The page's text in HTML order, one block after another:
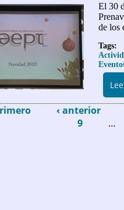
El 30
de los
Tags:
‹ anterior
9
…